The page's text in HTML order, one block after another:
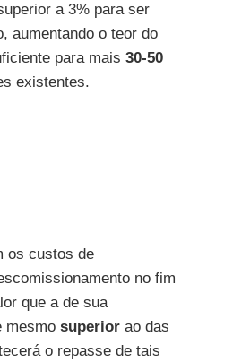
a 3% para ser
aumentando o teor do
para mais 30-50
existentes.
os custos de
no fim
que a de sua
mesmo superiorao das
o repasse de tais